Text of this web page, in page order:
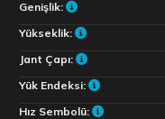
Genişlik:
Yükseklik:
Jant Çapı:
Yük Endeksi:
Hız Sembolü: